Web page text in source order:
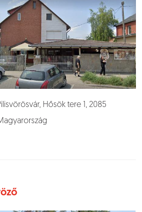
Hősök tere 1, 2085